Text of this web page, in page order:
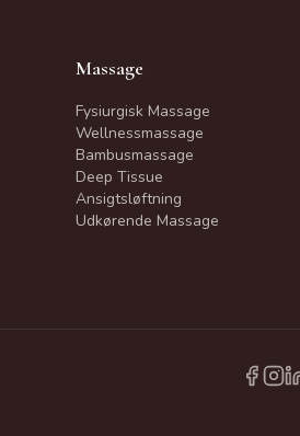
Massage
Fysiurgisk Massage
Wellnessmassage
Bambusmassage
Deep Tissue
Ansigtsløftning
Udkørende Massage